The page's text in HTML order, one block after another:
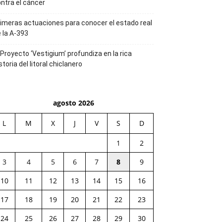
el cáncer
actuaciones para conocer el estado real
la A-393
Proyecto ‘Vestigium’ profundiza en la rica
del litoral chiclanero
agosto 2026
L M X J V S D
1
2
3
4 5 6 7 8
9
10
11 12 13 14 15
16
17
18 19 20 21 22
23
24
25 26 27 28 29
30